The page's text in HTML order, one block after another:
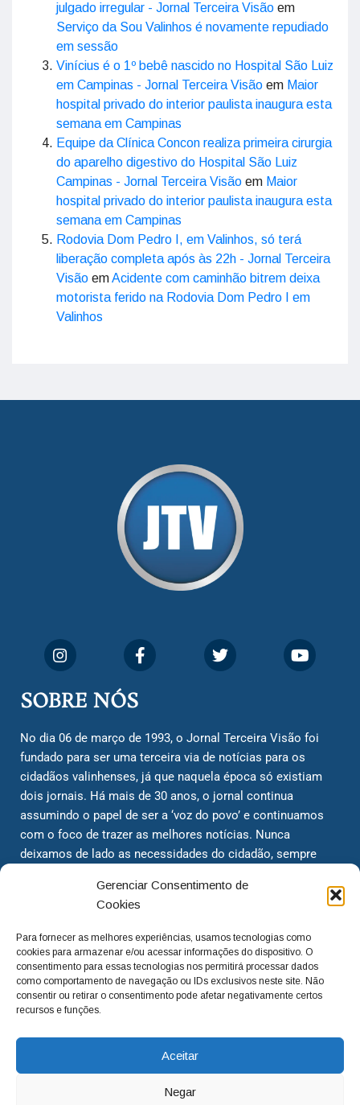
Gerenciar Consentimento de
Cookies
Para fornecer as melhores experiências, usamos tecnologias como
cookies para armazenar e/ou acessar informações do dispositivo. O
consentimento para essas tecnologias nos permitirá processar dados
como comportamento de navegação ou IDs exclusivos neste site. Não
consentir ou retirar o consentimento pode afetar negativamente certos
recursos e funções.
Aceitar
Negar
julgado irregular - Jornal Terceira Visão em
Serviço da Sou Valinhos é novamente repudiado
em sessão
Vinícius é o 1º bebê nascido no Hospital São Luiz
em Campinas - Jornal Terceira Visão em Maior
hospital privado do interior paulista inaugura esta
semana em Campinas
Equipe da Clínica Concon realiza primeira cirurgia
do aparelho digestivo do Hospital São Luiz
Campinas - Jornal Terceira Visão em Maior
hospital privado do interior paulista inaugura esta
semana em Campinas
Rodovia Dom Pedro I, em Valinhos, só terá
liberação completa após às 22h - Jornal Terceira
Visão emAcidente com caminhão bitrem deixa
motorista ferido na Rodovia Dom Pedro I em
Valinhos
SOBRE NÓS
No dia 06 de março de 1993, o Jornal Terceira Visão foi
fundado para ser uma terceira via de notícias para os
cidadãos valinhenses, já que naquela época só existiam
dois jornais. Há mais de 30 anos, o jornal continua
assumindo o papel de ser a ‘voz do povo’ e continuamos
com o foco de trazer as melhores notícias. Nunca
deixamos de lado as necessidades do cidadão, sempre
para a cidade e sempre cobrando resoluções para casos
‘esquecidos’. Informar é a nossa missão!
adm@jtv.com.br
(19) 3929-6225
(19) 99450-1424